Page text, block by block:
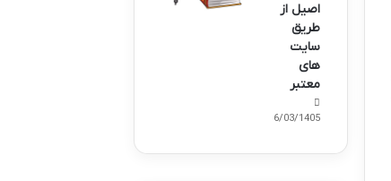
اصیل از
طریق
سایت
های
معتبر
26/03/1405